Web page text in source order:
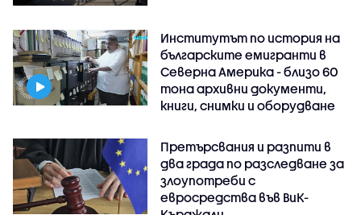
Институтът по история на
българските емигранти в
Северна Америка - близо 60
тона архивни документи,
книги, снимки и оборудване
Претърсвания и разпити в
два града по разследване за
злоупотреби с
евросредства във ВиК-